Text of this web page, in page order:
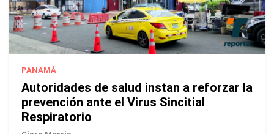
PANAMÁ
Autoridades de salud instan a reforzar la
prevención ante el Virus Sincitial
Respiratorio